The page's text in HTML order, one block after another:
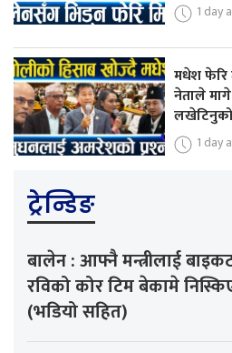
1 day
मधेश
नेताले
1 day
ट्रेन्डिङ
बालेन : आफ्नै मन्त्रीलाई
रविको कोर टिम बेकामे
(भडियो सहित)